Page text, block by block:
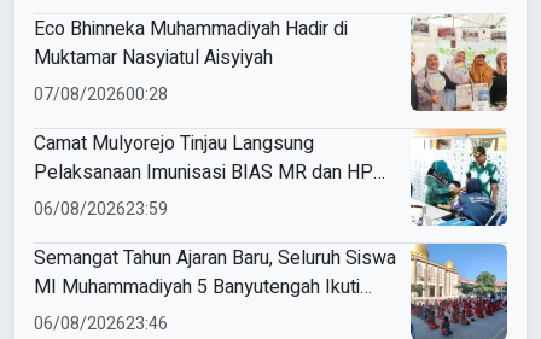
Eco Bhinneka Muhammadiyah Hadir di
Muktamar Nasyiatul Aisyiyah
07/08/202600:28
Camat Mulyorejo Tinjau Langsung
Pelaksanaan Imunisasi BIAS MR dan HPV
di SD Muhammadiyah 18 Surabaya
06/08/202623:59
Semangat Tahun Ajaran Baru, Seluruh Siswa
MI Muhammadiyah 5 Banyutengah Ikuti
Latihan Tapak Suci Perdana
06/08/202623:46